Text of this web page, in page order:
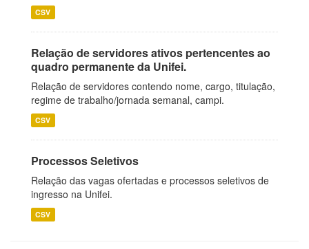
CSV
Relação de servidores ativos pertencentes ao
quadro permanente da Unifei.
Relação de servidores contendo nome, cargo, titulação,
regime de trabalho/jornada semanal, campi.
CSV
Processos Seletivos
Relação das vagas ofertadas e processos seletivos de
ingresso na Unifei.
CSV